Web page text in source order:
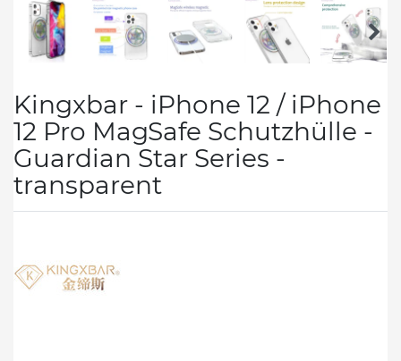
Kingxbar - iPhone 12 / iPhone
12 Pro MagSafe Schutzhülle -
Guardian Star Series -
transparent